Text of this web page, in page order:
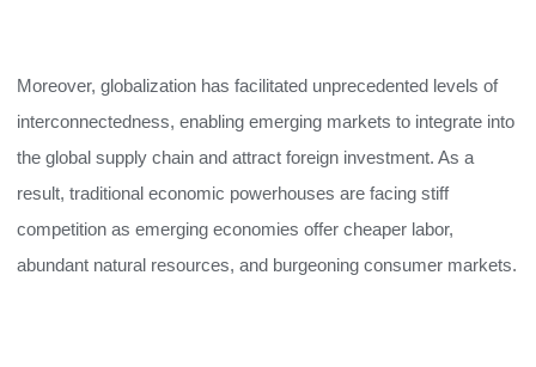
Moreover, globalization has facilitated unprecedented levels of
interconnectedness, enabling emerging markets to integrate into
the global supply chain and attract foreign investment. As a
result, traditional economic powerhouses are facing stiff
competition as emerging economies offer cheaper labor,
abundant natural resources, and burgeoning consumer markets.